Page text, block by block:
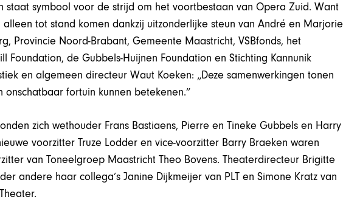
staat symbool voor de strijd om het voortbestaan van Opera Zuid. Want
tot stand komen dankzij uitzonderlijke steun van André en Marjorie
Provincie Noord-Brabant, Gemeente Maastricht, VSBfonds, het
Foundation, de Gubbels-Huijnen Foundation en Stichting Kannunik
en algemeen directeur Waut Koeken: „Deze samenwerkingen tonen
onschatbaar fortuin kunnen betekenen.”
zich wethouder Frans Bastiaens, Pierre en Tineke Gubbels en Harry
voorzitter Truze Lodder en vice-voorzitter Barry Braeken waren
van Toneelgroep Maastricht Theo Bovens. Theaterdirecteur Brigitte
andere haar collega’s Janine Dijkmeijer van PLT en Simone Kratz van